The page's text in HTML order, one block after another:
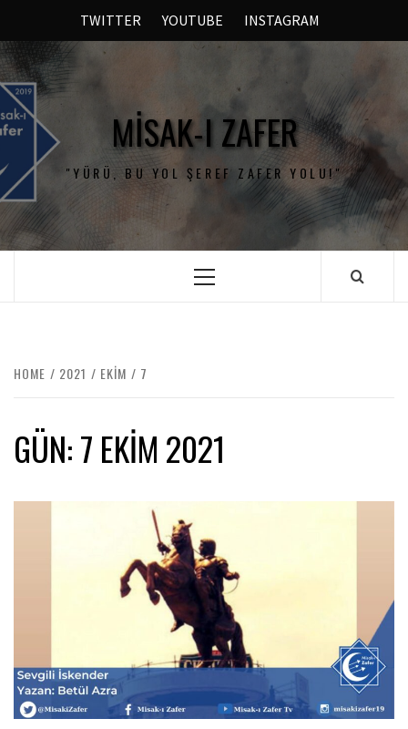
TWITTER YOUTUBE INSTAGRAM
MISAK-I ZAFER
"YÜRÜ, BU YOL ŞEREF ZAFER YOLU!"
HOME 2021 EKIM 7
GÜN:7 EKIM 2021